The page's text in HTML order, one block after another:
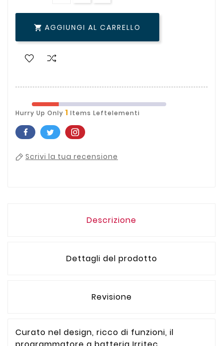
 AGGIUNGI AL CARRELLO
Hurry Up Only 1 Items Leftelementi
Scrivi la tua recensione
Descrizione
Dettagli del prodotto
Revisione
Curato nel design, ricco di funzioni, il